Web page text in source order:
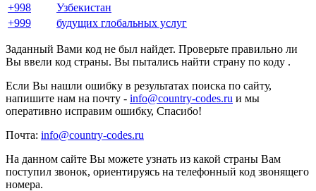
+998
Узбекистан
+999
будущих глобальных услуг
Заданный Вами код не был найдет. Проверьте правильно ли
Вы ввели код страны. Вы пытались найти страну по коду .
Если Вы нашли ошибку в результатах поиска по сайту,
напишите нам на почту - info@country-codes.ru и мы
оперативно исправим ошибку, Спасибо!
Почта: info@country-codes.ru
На данном сайте Вы можете узнать из какой страны Вам
поступил звонок, ориентируясь на телефонный код звонящего
номера.